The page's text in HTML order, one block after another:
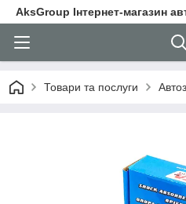
AksGroup Інтернет-магазин
Товари та послуги